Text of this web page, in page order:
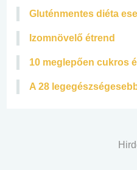
Gluténmentes diéta
Izomnövelő étrend
10 meglepően cukros
A 28